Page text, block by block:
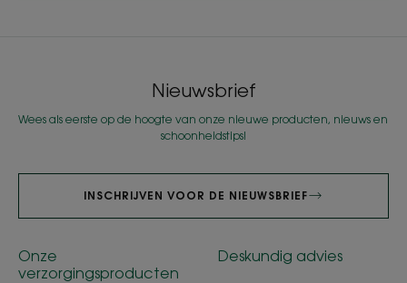
Nieuwsbrief
Wees als eerste op de hoogte van onze nieuwe producten, nieuws en
schoonheidstips!
INSCHRIJVEN VOOR DE NIEUWSBRIEF
Onze
verzorgingsproducten
Deskundig advies